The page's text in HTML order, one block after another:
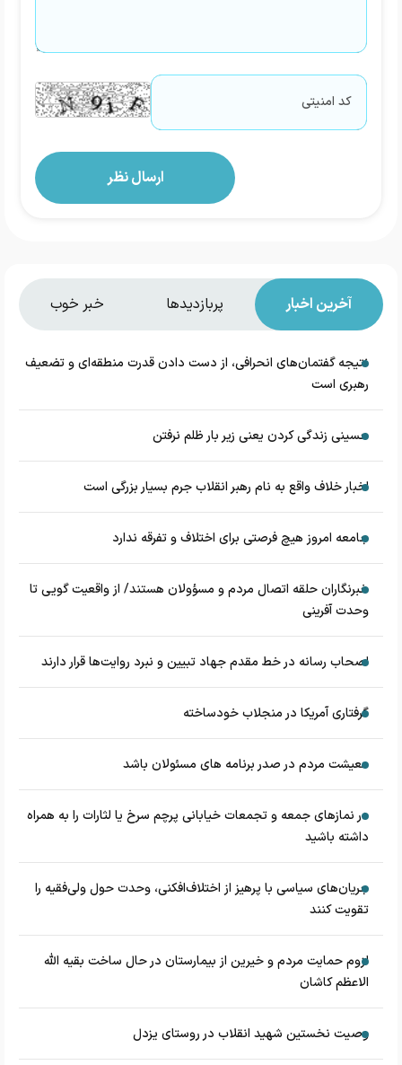
آخرین اخبار پربازدیدها خبر خوب
نتیجه گفتمان‌های انحرافی، از دست دادن قدرت منطقه‌ای و تضعیف
رهبری است
حسینی زندگی کردن یعنی زیر بار ظلم نرفتن
اخبار خلاف واقع به نام رهبر انقلاب جرم بسیار بزرگی است
جامعه امروز هیچ فرصتی برای اختلاف و تفرقه ندارد
خبرنگاران حلقه اتصال مردم و مسؤولان هستند/ از واقعیت گویی تا
وحدت آفرینی
اصحاب رسانه در خط مقدم جهاد تبیین و نبرد روایت‌ها قرار دارند
گرفتاری آمریکا در منجلاب خودساخته
معیشت مردم در صدر برنامه های مسئولان باشد
در نماز‌های جمعه و تجمعات خیابانی پرچم سرخ یا لثارات را به همراه
داشته باشید
جریان‌های سیاسی با پرهیز از اختلاف‌افکنی، وحدت حول ولی‌فقیه را
تقویت کنند
لزوم حمایت مردم و خیرین از بیمارستان در حال ساخت بقیه الله
الاعظم کاشان
وصیت نخستین شهید انقلاب در روستای یزدل